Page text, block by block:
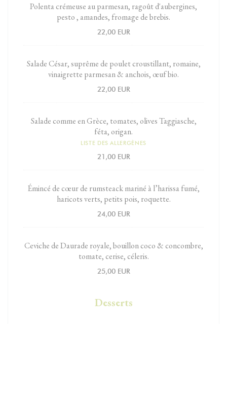
Polenta crémeuse au parmesan, ragoût d'aubergines,
pesto , amandes, fromage de brebis.
22,00 EUR
Salade César, suprême de poulet croustillant, romaine,
vinaigrette parmesan & anchois, œuf bio.
22,00 EUR
Salade comme en Grèce, tomates, olives Taggiasche,
féta, origan.
LISTE DES ALLERGÈNES
21,00 EUR
Émincé de cœur de rumsteack mariné à l’harissa fumé,
haricots verts, petits pois, roquette.
24,00 EUR
Ceviche de Daurade royale, bouillon coco & concombre,
tomate, cerise, céleris.
25,00 EUR
Desserts